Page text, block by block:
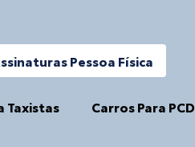
Pessoa Física
Taxistas Carros Para PCD